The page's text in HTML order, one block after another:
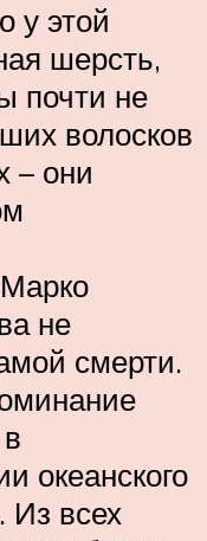
у этой
шерсть,
почти не
волосков
– они
не
смерти.
океанского
Из всех